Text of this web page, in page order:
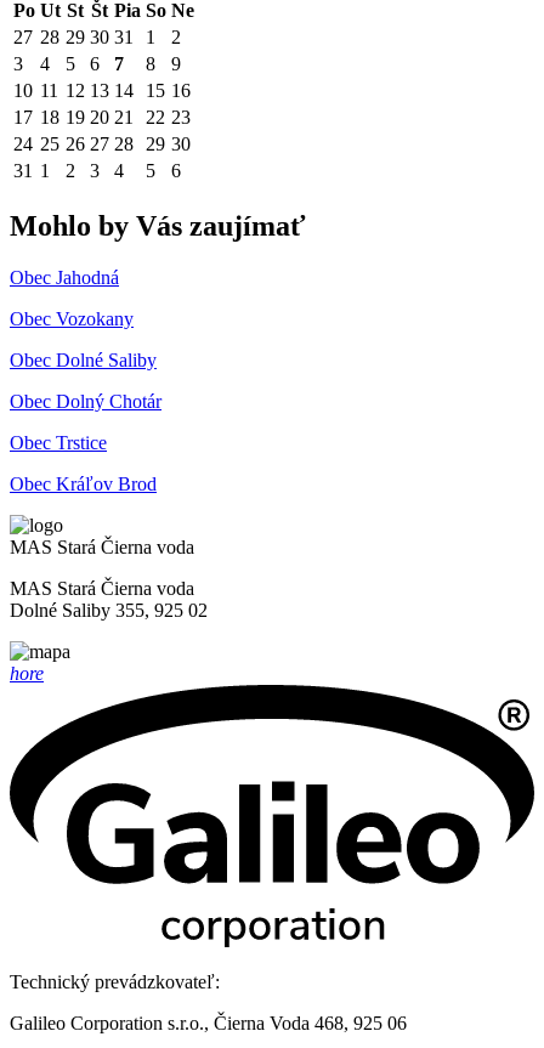
Po Ut St Št Pia So Ne
27 28 29 30 31 1
2
3
4 5 6 7 8
9
10 11 12 13 14 15 16
17 18 19 20 21 22 23
24 25 26 27 28 29 30
31 1 2 3 4 5 6
Mohlo by Vás zaujímať
Obec Jahodná
Obec Vozokany
Obec Dolné Saliby
Obec Dolný Chotár
Obec Trstice
Obec Kráľov Brod
MAS Stará Čierna voda
MAS Stará Čierna voda
Dolné Saliby 355, 925 02
hore
Technický prevádzkovateľ:
Galileo Corporation s.r.o., Čierna Voda 468, 925 06